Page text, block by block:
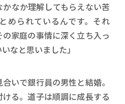
なか理解してもらえない苦
められているんです。それ
家庭の事情に深く立ち入っ
なと思いました」
いで銀行員の男性と結婚。
る。道子は順調に成長する